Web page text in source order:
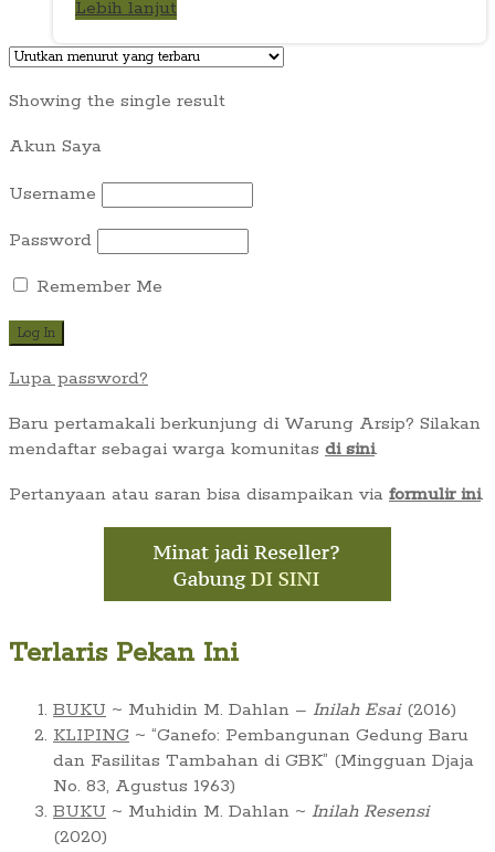
Lebih lanjut
Showing the single result
Akun Saya
Username
Password
Remember Me
Lupa password?
Baru pertamakali berkunjung di Warung Arsip? Silakan
mendaftar sebagai warga komunitas di sini.
Pertanyaan atau saran bisa disampaikan via formulir ini.
Terlaris Pekan Ini
BUKU ~ Muhidin M. Dahlan – Inilah Esai(2016)
KLIPING ~ “Ganefo: Pembangunan Gedung Baru
dan Fasilitas Tambahan di GBK” (Mingguan Djaja
No. 83, Agustus 1963)
BUKU ~ Muhidin M. Dahlan ~ Inilah Resensi
(2020)